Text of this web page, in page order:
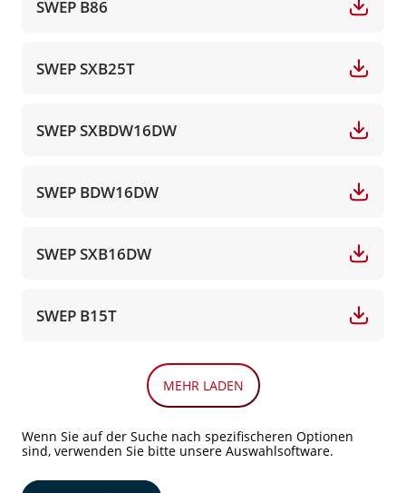
SWEP B86
SWEP SXB25T
SWEP SXBDW16DW
SWEP BDW16DW
SWEP SXB16DW
SWEP B15T
MEHR LADEN
Wenn Sie auf der Suche nach spezifischeren Optionen
sind, verwenden Sie bitte unsere Auswahlsoftware.